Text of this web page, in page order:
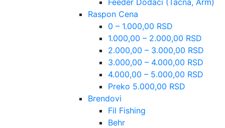
Raspon Cena
0 – 1.000,00 RSD
1.000,00 – 2.000,00 RSD
2.000,00 – 3.000,00 RSD
3.000,00 – 4.000,00 RSD
4.000,00 – 5.000,00 RSD
Preko 5.000,00 RSD
Brendovi
Fil Fishing
Behr